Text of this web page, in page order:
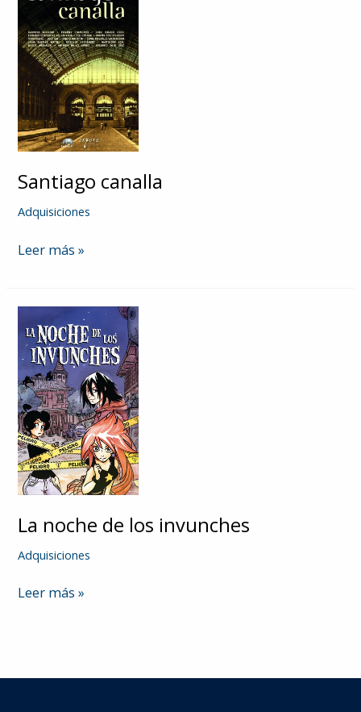
Santiago canalla
Adquisiciones
Santiago
Leer más »
La noche de los invunches
Adquisiciones
La
Leer más »